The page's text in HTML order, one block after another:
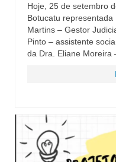
Hoje, 25 de setembro
Botucatu representada
Martins – Gestor
Pinto – assistente
da Dra. Eliane Moreira